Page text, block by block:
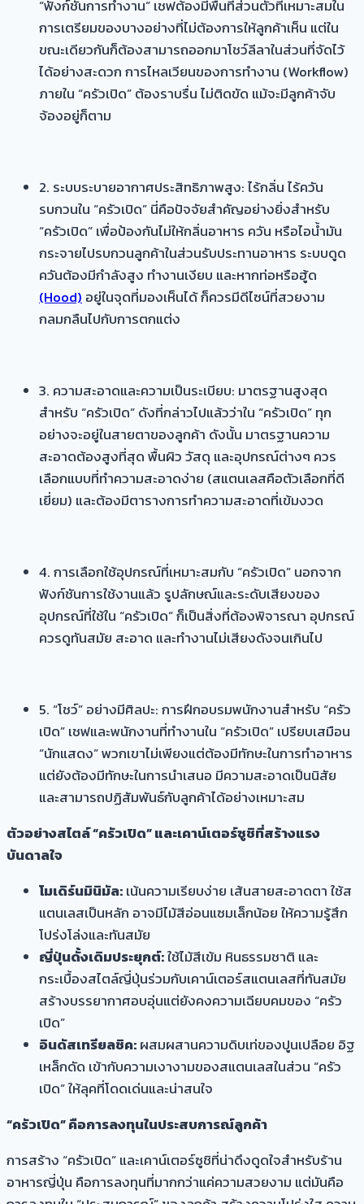
“ฟังก์ชันการทำงาน” เชฟต้องมีพื้นที่ส่วนตัวที่เหมาะสมใน
การเตรียมของบางอย่างที่ไม่ต้องการให้ลูกค้าเห็น แต่ใน
ขณะเดียวกันก็ต้องสามารถออกมาโชว์ลีลาในส่วนที่จัดไว้
ได้อย่างสะดวก การไหลเวียนของการทำงาน (Workflow)
ภายใน “ครัวเปิด” ต้องราบรื่น ไม่ติดขัด แม้จะมีลูกค้าจับ
จ้องอยู่ก็ตาม
2. ระบบระบายอากาศประสิทธิภาพสูง: ไร้กลิ่น ไร้ควัน
รบกวนใน “ครัวเปิด” นี่คือปัจจัยสำคัญอย่างยิ่งสำหรับ
“ครัวเปิด” เพื่อป้องกันไม่ให้กลิ่นอาหาร ควัน หรือไอน้ำมัน
กระจายไปรบกวนลูกค้าในส่วนรับประทานอาหาร ระบบดูด
ควันต้องมีกำลังสูง ทำงานเงียบ และหากท่อหรือฮู้ด
(Hood) อยู่ในจุดที่มองเห็นได้ ก็ควรมีดีไซน์ที่สวยงาม
กลมกลืนไปกับการตกแต่ง
3. ความสะอาดและความเป็นระเบียบ: มาตรฐานสูงสุด
สำหรับ “ครัวเปิด” ดังที่กล่าวไปแล้วว่าใน “ครัวเปิด” ทุก
อย่างจะอยู่ในสายตาของลูกค้า ดังนั้น มาตรฐานความ
สะอาดต้องสูงที่สุด พื้นผิว วัสดุ และอุปกรณ์ต่างๆ ควร
เลือกแบบที่ทำความสะอาดง่าย (สแตนเลสคือตัวเลือกที่ดี
เยี่ยม) และต้องมีตารางการทำความสะอาดที่เข้มงวด
4. การเลือกใช้อุปกรณ์ที่เหมาะสมกับ “ครัวเปิด” นอกจาก
ฟังก์ชันการใช้งานแล้ว รูปลักษณ์และระดับเสียงของ
อุปกรณ์ที่ใช้ใน “ครัวเปิด” ก็เป็นสิ่งที่ต้องพิจารณา อุปกรณ์
ควรดูทันสมัย สะอาด และทำงานไม่เสียงดังจนเกินไป
5. “โชว์” อย่างมีศิลปะ: การฝึกอบรมพนักงานสำหรับ “ครัว
เปิด” เชฟและพนักงานที่ทำงานใน “ครัวเปิด” เปรียบเสมือน
“นักแสดง” พวกเขาไม่เพียงแต่ต้องมีทักษะในการทำอาหาร
แต่ยังต้องมีทักษะในการนำเสนอ มีความสะอาดเป็นนิสัย
และสามารถปฏิสัมพันธ์กับลูกค้าได้อย่างเหมาะสม
ตัวอย่างสไตล์ “ครัวเปิด” และเคาน์เตอร์ซูชิที่สร้างแรง
บันดาลใจ
โมเดิร์นมินิมัล:เน้นความเรียบง่าย เส้นสายสะอาดตา ใช้ส
แตนเลสเป็นหลัก อาจมีไม้สีอ่อนแซมเล็กน้อย ให้ความรู้สึก
โปร่งโล่งและทันสมัย
ญี่ปุ่นดั้งเดิมประยุกต์:ใช้ไม้สีเข้ม หินธรรมชาติ และ
กระเบื้องสไตล์ญี่ปุ่นร่วมกับเคาน์เตอร์สแตนเลสที่ทันสมัย
สร้างบรรยากาศอบอุ่นแต่ยังคงความเฉียบคมของ “ครัว
เปิด”
อินดัสเทรียลชิค:ผสมผสานความดิบเท่ของปูนเปลือย อิฐ
เหล็กดัด เข้ากับความเงางามของสแตนเลสในส่วน “ครัว
เปิด” ให้ลุคที่โดดเด่นและน่าสนใจ
“ครัวเปิด” คือการลงทุนในประสบการณ์ลูกค้า
การสร้าง “ครัวเปิด” และเคาน์เตอร์ซูชิที่น่าดึงดูดใจสำหรับร้าน
อาหารญี่ปุ่น คือการลงทุนที่มากกว่าแค่ความสวยงาม แต่มันคือ